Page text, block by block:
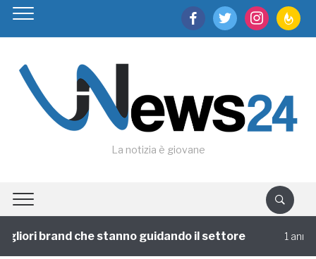
facebooktwitter instagram
La notizia è giovane
brand che stanno guidando il settore 1 annofa